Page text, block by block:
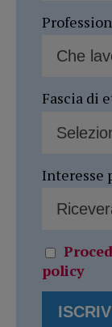
Fascia di
Interesse
policy